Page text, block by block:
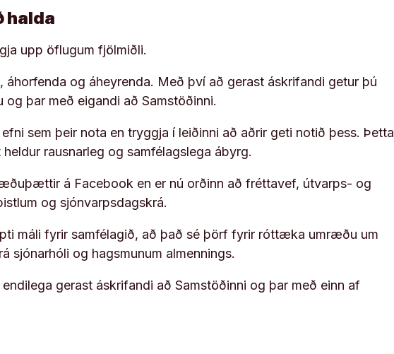
halda
upp öflugum fjölmiðli.
áhorfenda og áheyrenda. Með því að gerast áskrifandi getur þú
þar með eigandi að Samstöðinni.
sem þeir nota en tryggja í leiðinni að aðrir geti notið þess. Þetta
rausnarleg og samfélagslega ábyrg.
á Facebook en er nú orðinn að fréttavef, útvarps- og
og sjónvarpsdagskrá.
máli fyrir samfélagið, að það sé þörf fyrir róttæka umræðu um
sjónarhóli og hagsmunum almennings.
gerast áskrifandi að Samstöðinni og þar með einn af